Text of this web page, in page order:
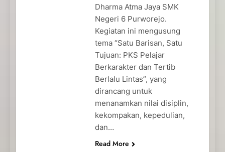
Dharma Atma Jaya SMK
Negeri 6 Purworejo.
Kegiatan ini mengusung
tema “Satu Barisan, Satu
Tujuan: PKS Pelajar
Berkarakter dan Tertib
Berlalu Lintas”, yang
dirancang untuk
menanamkan nilai disiplin,
kekompakan, kepedulian,
dan…
Read More